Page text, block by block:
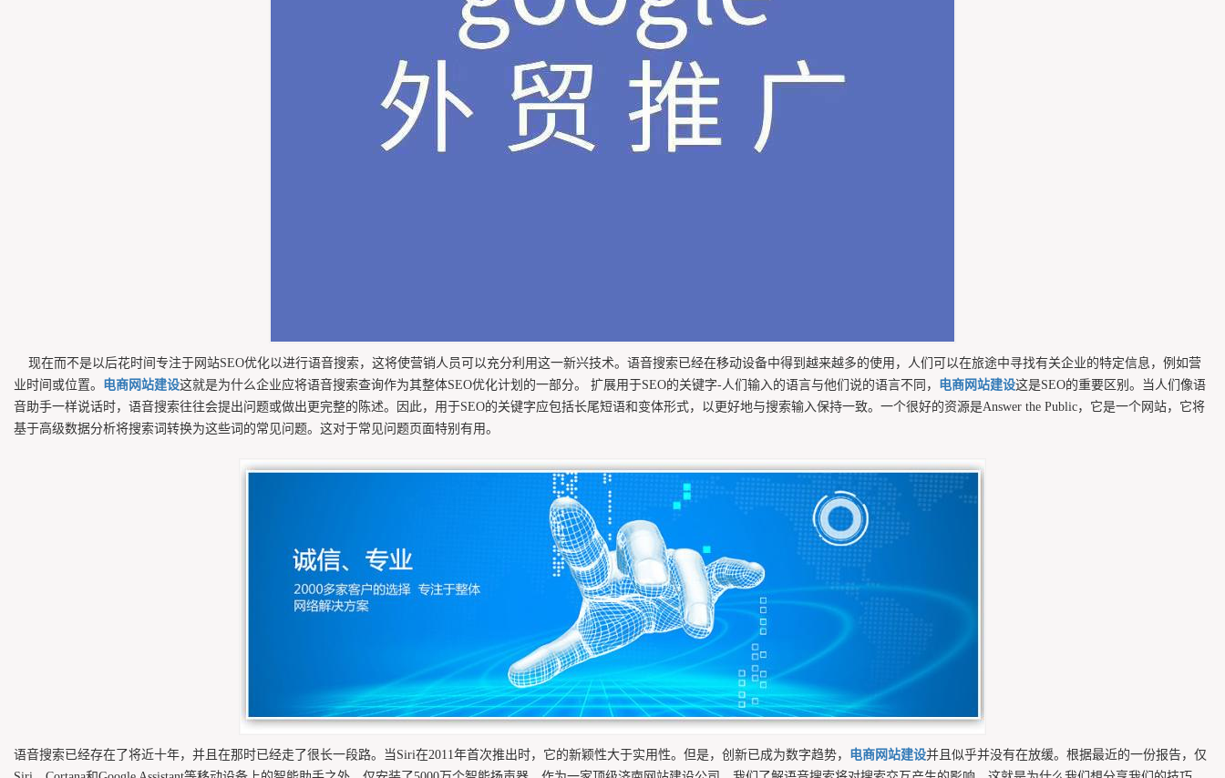
现在而不是以后花时间专注于网站SEO优化以进行语音搜索，这将使营销人员可以充分利用这一新兴技术。语音搜索已经在移动设备中得到越来越多的使用，人们可以在旅途中寻找有关企业的特定信息，例如营
业时间或位置。 电商网站建设这就是为什么企业应将语音搜索查询作为其整体SEO优化计划的一部分。 扩展用于SEO的关键字-人们输入的语言与他们说的语言不同， 电商网站建设这是SEO的重要区别。当人们像语
音助手一样说话时，语音搜索往往会提出问题或做出更完整的陈述。因此，用于SEO的关键字应包括长尾短语和变体形式，以更好地与搜索输入保持一致。一个很好的资源是Answer the Public，它是一个网站，它将
基于高级数据分析将搜索词转换为这些词的常见问题。这对于常见问题页面特别有用。
语音搜索已经存在了将近十年，并且在那时已经走了很长一段路。当Siri在2011年首次推出时，它的新颖性大于实用性。但是，创新已成为数字趋势， 电商网站建设并且似乎并没有在放缓。根据最近的一份报告，仅